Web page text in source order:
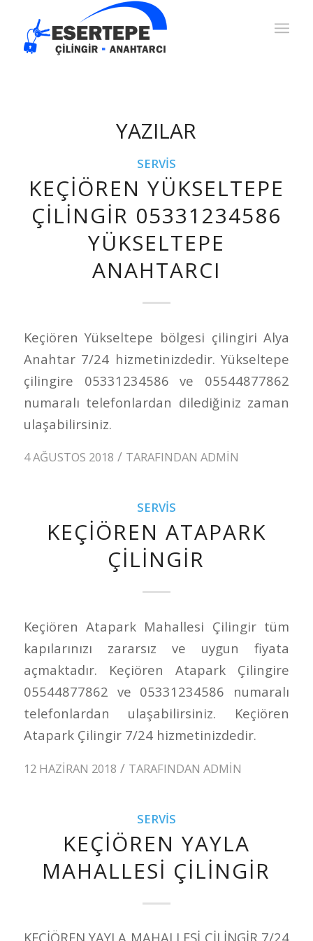
YAZILAR
SERVIS
KEÇIÖREN YÜKSELTEPE
ÇILINGIR 05331234586
YÜKSELTEPE
ANAHTARCI
Keçiören Yükseltepe bölgesi çilingiri Alya
Anahtar 7/24 hizmetinizdedir. Yükseltepe
çilingire 05331234586 ve 05544877862
numaralı telefonlardan dilediğiniz zaman
ulaşabilirsiniz.
4 AĞUSTOS 2018 / TARAFINDAN ADMIN
SERVIS
KEÇIÖREN ATAPARK
ÇILINGIR
Keçiören Atapark Mahallesi Çilingir tüm
kapılarınızı zararsız ve uygun fiyata
açmaktadır. Keçiören Atapark Çilingire
05544877862 ve 05331234586 numaralı
telefonlardan ulaşabilirsiniz. Keçiören
Atapark Çilingir 7/24 hizmetinizdedir.
12 HAZIRAN 2018 / TARAFINDAN ADMIN
SERVIS
KEÇİÖREN YAYLA
MAHALLESİ ÇİLİNGİR
KEÇİÖREN YAYLA MAHALLESİ ÇİLİNGİR 7/24